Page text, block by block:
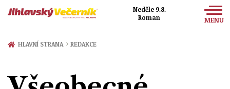
Neděle 9.8.
Roman
MENU
Zprávy
Kultura
HLAVNÍ STRANA › REDAKCE